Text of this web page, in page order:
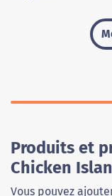
Produits et
Chicken
Vous pouvez